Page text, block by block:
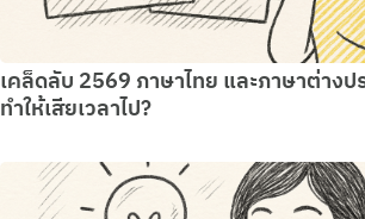
เคล็ดลับ 2569 ภาษาไทย และภาษาต่าง
ทำให้เสียเวลาไป?